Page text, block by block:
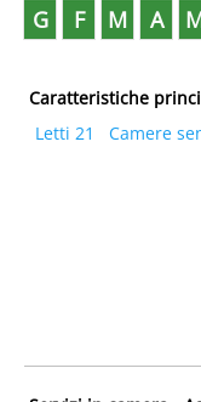
G F M A
Caratteristiche
Letti 21
Camere